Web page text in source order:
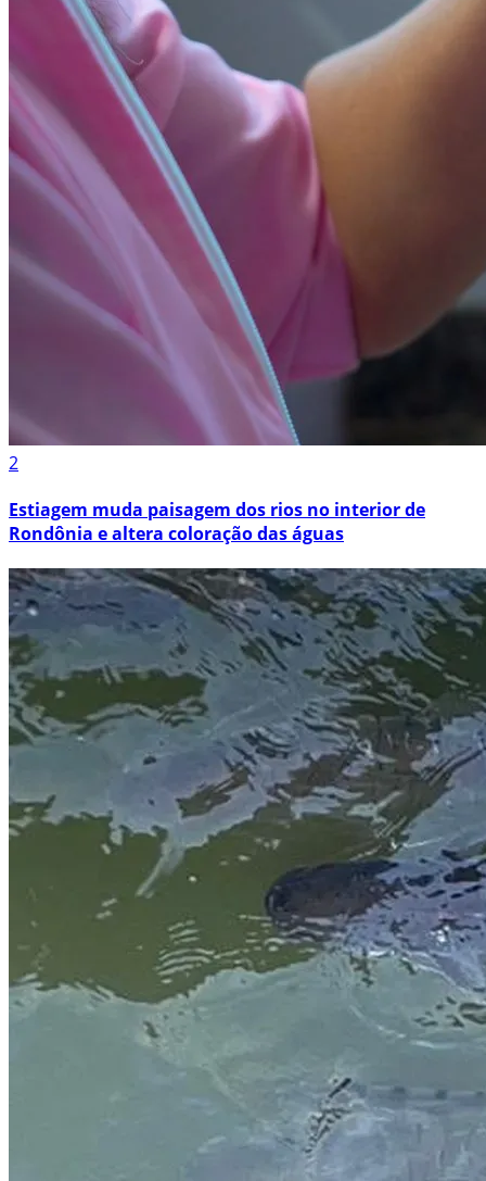
2
Estiagem muda paisagem dos rios no interior de
Rondônia e altera coloração das águas